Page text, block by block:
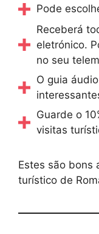
Pode
Receberá
eletrónico.
no seu
O guia
Guarde o
visitas
Estes são bons
turístico de